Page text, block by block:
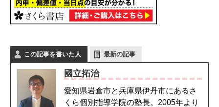
この記事を書いた人 最新の記事
國立拓治
愛知県岩倉市と兵庫県伊丹市にあるさ
くら個別指導学院の塾長。2005年より